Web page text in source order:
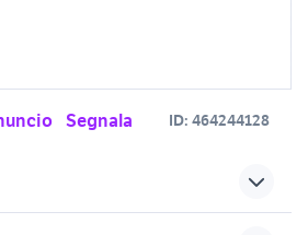
Segnala ID: 464244128